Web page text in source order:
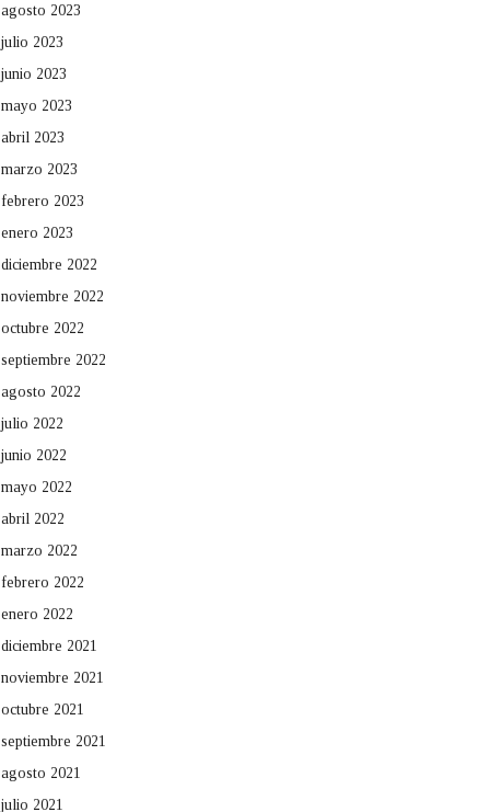
agosto 2023
julio 2023
junio 2023
mayo 2023
abril 2023
marzo 2023
febrero 2023
enero 2023
diciembre 2022
noviembre 2022
octubre 2022
septiembre 2022
agosto 2022
julio 2022
junio 2022
mayo 2022
abril 2022
marzo 2022
febrero 2022
enero 2022
diciembre 2021
noviembre 2021
octubre 2021
septiembre 2021
agosto 2021
julio 2021